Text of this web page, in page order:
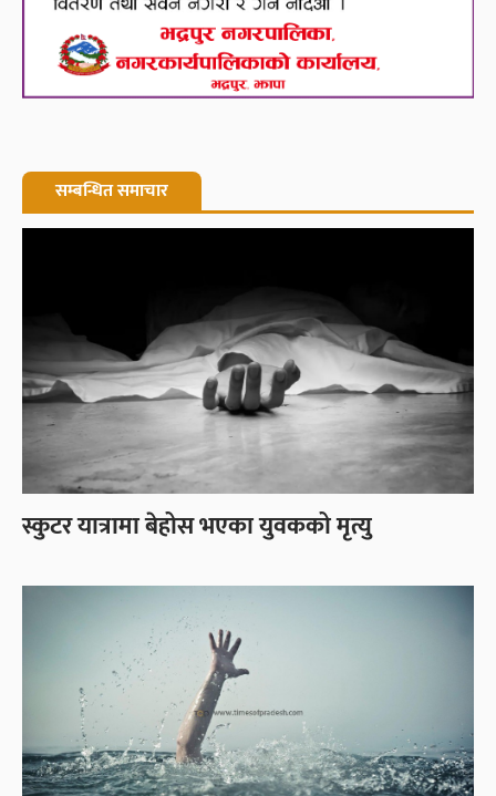
सम्बन्धित समाचार
स्कुटर यात्रामा बेहोस भएका युवकको मृत्यु